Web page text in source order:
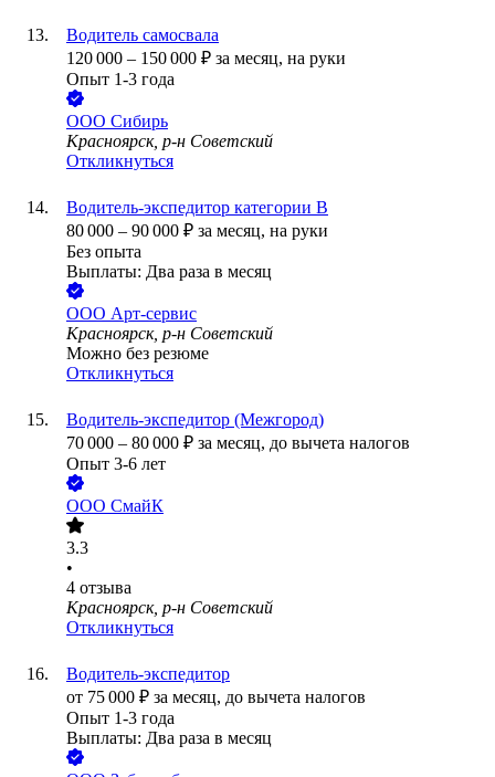
Водитель самосвала
120 000 – 150 000 ₽ за месяц, на руки
Опыт 1-3 года
ООО Сибирь
Красноярск, р-н Советский
Откликнуться
Водитель-экспедитор категории В
80 000 – 90 000 ₽ за месяц, на руки
Без опыта
Выплаты: Два раза в месяц
ООО Арт-сервис
Красноярск, р-н Советский
Можно без резюме
Откликнуться
Водитель-экспедитор (Межгород)
70 000 – 80 000 ₽ за месяц, до вычета налогов
Опыт 3-6 лет
ООО СмайК
3.3
•
4 отзыва
Красноярск, р-н Советский
Откликнуться
Водитель-экспедитор
от 75 000 ₽ за месяц, до вычета налогов
Опыт 1-3 года
Выплаты: Два раза в месяц